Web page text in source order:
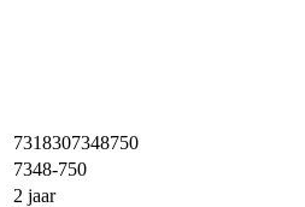
7318307348750
7348-750
2 jaar